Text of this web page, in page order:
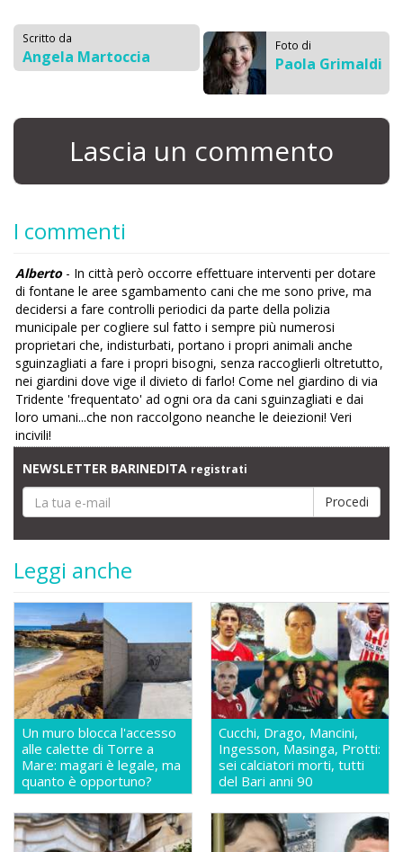
Scritto da
Angela Martoccia
Foto di
Paola Grimaldi
Lascia un commento
I commenti
Alberto - In città però occorre effettuare interventi per dotare
di fontane le aree sgambamento cani che me sono prive, ma
decidersi a fare controlli periodici da parte della polizia
municipale per cogliere sul fatto i sempre più numerosi
proprietari che, indisturbati, portano i propri animali anche
sguinzagliati a fare i propri bisogni, senza raccoglierli oltretutto,
nei giardini dove vige il divieto di farlo! Come nel giardino di via
Tridente 'frequentato' ad ogni ora da cani sguinzagliati e dai
loro umani...che non raccolgono neanche le deiezioni! Veri
incivili!
NEWSLETTER BARINEDITA registrati
Leggi anche
Un muro blocca l'accesso
alle calette di Torre a
Mare: magari è legale, ma
quanto è opportuno?
Cucchi, Drago, Mancini,
Ingesson, Masinga, Protti:
sei calciatori morti, tutti
del Bari anni 90